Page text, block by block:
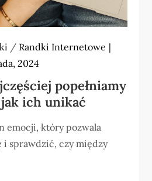
/ Randki Internetowe
2024
popełniamy
ich unikać
emocji, który pozwala
i sprawdzić, czy między